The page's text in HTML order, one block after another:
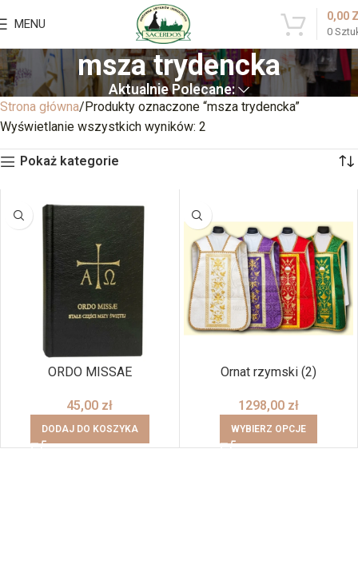
MENU
0
0,00
msza trydencka
Aktualnie Polecane:
Strona główna Produkty oznaczone “msza trydencka”
Wyświetlanie wszystkich wyników: 2
Pokaż kategorie
ORDO MISSAE
45,00 zł
DODAJ DO KOSZYKA
Ornat rzymski (2)
1298,00 zł
WYBIERZ OPCJE